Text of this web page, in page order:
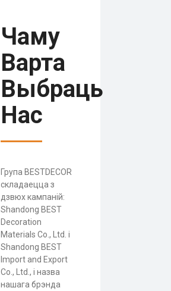
Чаму
Варта
Выбраць
Нас
Група BESTDECOR
складаецца з
дзвюх кампаній:
Shandong BEST
Decoration
Materials Co., Ltd. і
Shandong BEST
Import and Export
Co., Ltd., і назва
нашага брэнда